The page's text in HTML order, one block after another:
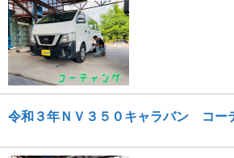
令和３年ＮＶ３５０キャラバン コー